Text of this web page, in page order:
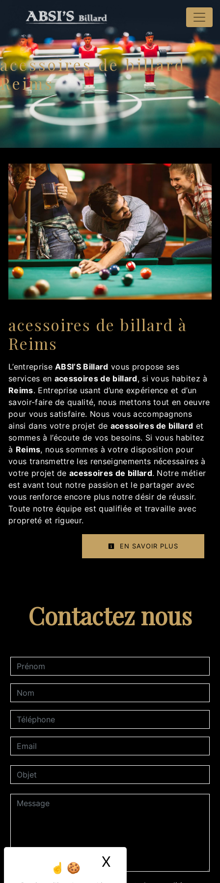
X
acessoires de billard
Reims
acessoires de billard à
Reims
L’entrepriseABSI’S Billard vous propose ses
services en acessoires de billard, si vous habitez à
Reims. Entreprise usant d’une expérience et d’un
savoir-faire de qualité, nous mettons tout en oeuvre
pour vous satisfaire. Nous vous accompagnons
ainsi dans votre projet de acessoires de billard et
sommes à l’écoute de vos besoins. Si vous habitez
à Reims, nous sommes à votre disposition pour
vous transmettre les renseignements nécessaires à
votre projet deacessoires de billard. Notre métier
est avant tout notre passion et le partager avec
vous renforce encore plus notre désir de réussir.
Toute notre équipe est qualifiée et travaille avec
propreté et rigueur.
EN SAVOIR PLUS
Contactez nous